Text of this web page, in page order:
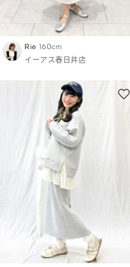
Rie 160cm
イーアス春日井店